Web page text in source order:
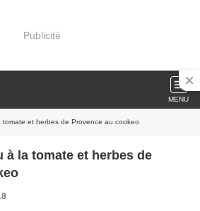
Publicité
MENU
et herbes de Provence au cookeo
à la tomate et herbes de